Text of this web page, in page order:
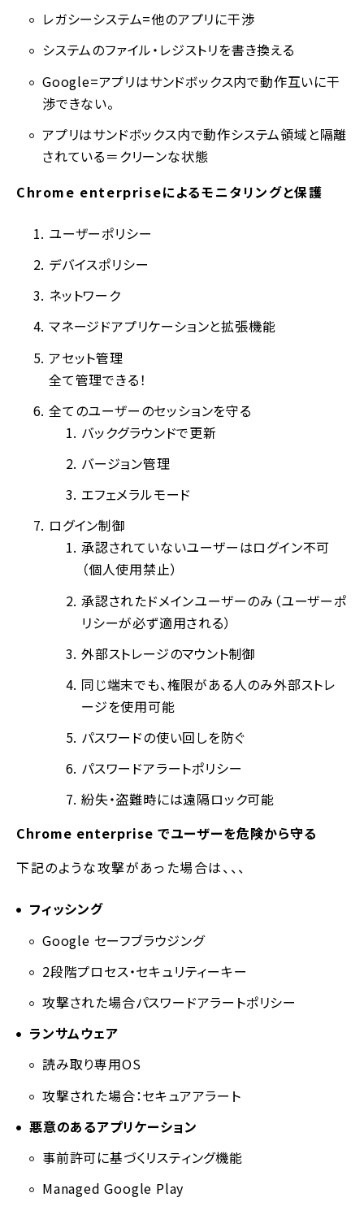
レガシーシステム=他のアプリに干渉
システムのファイル・レジストリを書き換える
Google=アプリはサンドボックス内で動作互いに干
渉できない。
アプリはサンドボックス内で動作システム領域と隔離
されている＝クリーンな状態
Chrome enterpriseによるモニタリングと保護
ユーザーポリシー
デバイスポリシー
ネットワーク
マネージドアプリケーションと拡張機能
アセット管理
全て管理できる！
全てのユーザーのセッションを守る
バックグラウンドで更新
バージョン管理
エフェメラルモード
ログイン制御
承認されていないユーザーはログイン不可
（個人使用禁止）
承認されたドメインユーザーのみ（ユーザーポ
リシーが必ず適用される）
外部ストレージのマウント制御
同じ端末でも、権限がある人のみ外部ストレ
ージを使用可能
パスワードの使い回しを防ぐ
パスワードアラートポリシー
紛失・盗難時には遠隔ロック可能
Chrome enterprise でユーザーを危険から守る
下記のような攻撃があった場合は、、、
フィッシング
Google セーフブラウジング
2段階プロセス・セキュリティーキー
攻撃された場合パスワードアラートポリシー
ランサムウェア
読み取り専用OS
攻撃された場合：セキュアアラート
悪意のあるアプリケーション
事前許可に基づくリスティング機能
Managed Google Play